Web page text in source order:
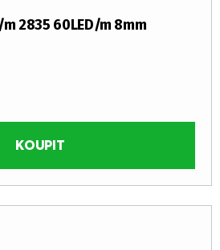
m 2835 60LED/m 8mm
KOUPIT